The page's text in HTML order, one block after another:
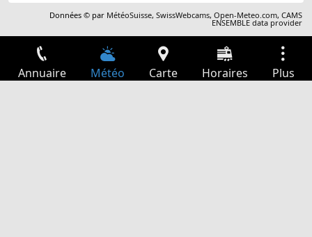
Données © par MétéoSuisse,SwissWebcams,Open-Meteo.com,CAMS
ENSEMBLE data provider
Annuaire Météo Carte Horaires Plus